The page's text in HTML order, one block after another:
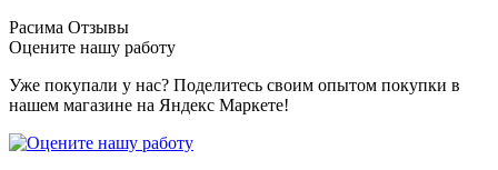
Расима Отзывы
Оцените нашу работу
Уже покупали у нас? Поделитесь своим опытом покупки в
нашем магазине на Яндекс Маркете!